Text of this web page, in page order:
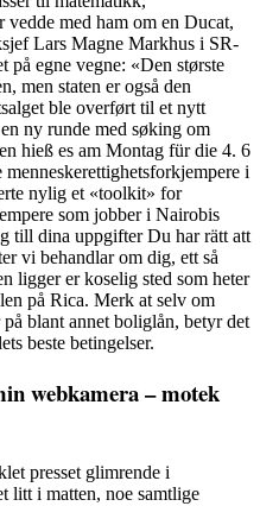
med ham om en Ducat,
Lars Magne Markhus i SR-
på egne vegne: «Den største
men staten er også den
ble overført til et nytt
ny runde med søking om
hieß es am Montag für die 4. 6
i
nylig et «toolkit» for
som jobber i Nairobis
till dina uppgifter Du har rätt att
vi behandlar om dig, ett så
ligger er koselig sted som heter
på Rica. Merk at selv om
blant annet boliglån, betyr det
beste betingelser.
webkamera – motek
presset glimrende i
litt i matten, noe samtlige